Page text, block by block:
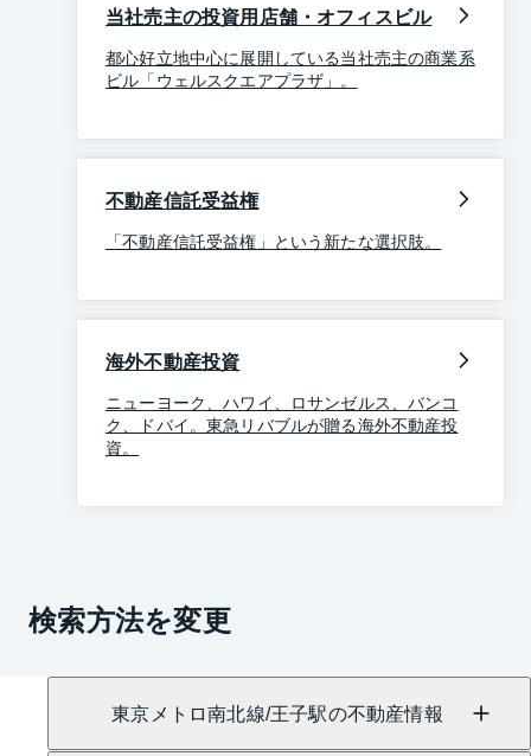
当社売主の投資用店舗・オフィスビル
都心好立地中心に展開している当社売主の商業系
ビル「ウェルスクエアプラザ」。
不動産信託受益権
「不動産信託受益権」という新たな選択肢。
海外不動産投資
ニューヨーク、ハワイ、ロサンゼルス、バンコ
ク、ドバイ。東急リバブルが贈る海外不動産投
資。
検索方法を変更
東京メトロ南北線/王子駅の不動産情報